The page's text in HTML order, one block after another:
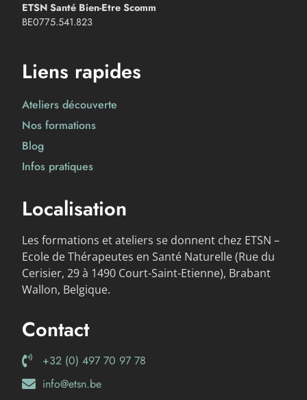
ETSN Santé Bien-Etre Scomm
BE0775.541.823
Liens rapides
Ateliers découverte
Nos formations
Blog
Infos pratiques
Localisation
Les formations et ateliers se donnent chez ETSN –
Ecole de Thérapeutes en Santé Naturelle (Rue du
Cerisier, 29 à 1490 Court-Saint-Etienne), Brabant
Wallon, Belgique.
Contact
+32 (0) 497 70 97 78
info@etsn.be